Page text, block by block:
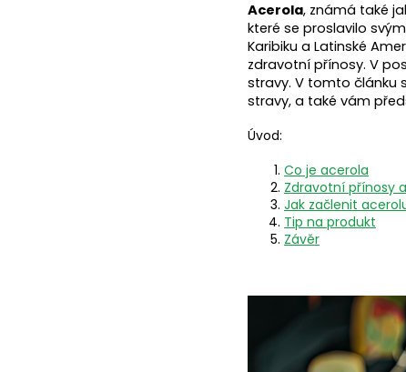
Acerola, známá také
které se proslavilo
Karibiku a Latinské
zdravotní přínosy. V
stravy. V tomto článku
stravy, a také vám
Úvod:
Co je acerola
Zdravotní přínosy
Jak začlenit
Tip na produkt
Závěr